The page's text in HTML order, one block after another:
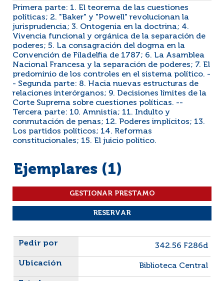
Primera parte: 1. El teorema de las cuestiones
políticas; 2. "Baker" y "Powell" revolucionan la
jurisprudencia; 3. Ontogenia en la doctrina; 4.
Vivencia funcional y orgánica de la separación de
poderes; 5. La consagración del dogma en la
Convención de Filadelfia de 1787; 6. La Asamblea
Nacional Francesa y la separación de poderes; 7. El
predominio de los controles en el sistema político. -
- Segunda parte: 8. Hacia nuevas estructuras de
relaciones interórganos; 9. Decisiones límites de la
Corte Suprema sobre cuestiones políticas. --
Tercera parte: 10. Amnistía; 11. Indulto y
conmutación de penas; 12. Poderes implícitos; 13.
Los partidos políticos; 14. Reformas
constitucionales; 15. El juicio político.
Ejemplares (1)
Liste des exemplaires
342.56 F286d
Biblioteca Central